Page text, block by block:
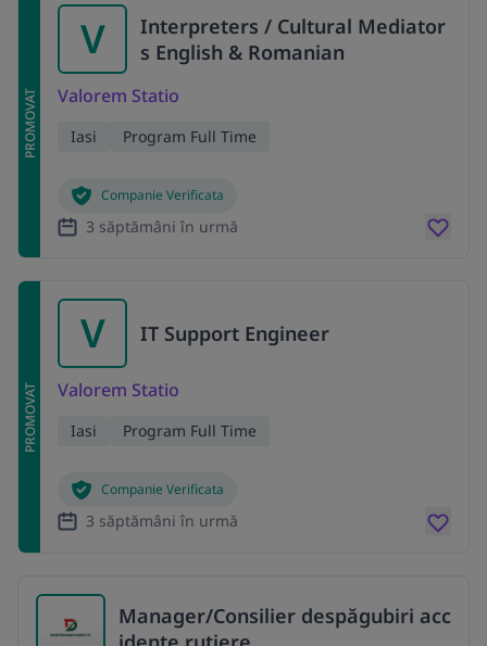
PROMOVAT
V
Interpreters / Cultural Mediator
s English & Romanian
Valorem Statio
Iasi Program Full Time
Companie Verificata
3 săptămâni în urmă
PROMOVAT
V IT Support Engineer
Valorem Statio
Iasi Program Full Time
Companie Verificata
3 săptămâni în urmă
Manager/Consilier despăgubiri acc